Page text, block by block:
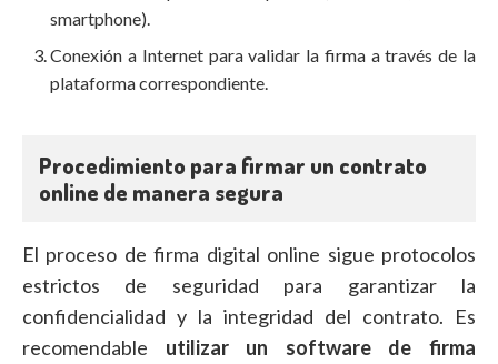
smartphone).
Conexión a Internet para validar la firma a través de la
plataforma correspondiente.
Procedimiento para firmar un contrato
online de manera segura
El proceso de firma digital online sigue protocolos
estrictos de seguridad para garantizar la
confidencialidad y la integridad del contrato. Es
recomendable utilizar un software de firma